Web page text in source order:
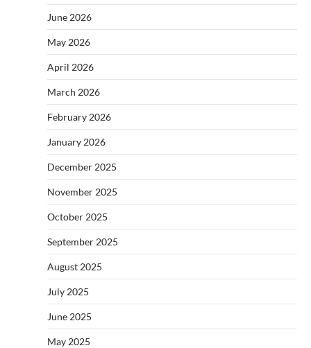
June 2026
May 2026
April 2026
March 2026
February 2026
January 2026
December 2025
November 2025
October 2025
September 2025
August 2025
July 2025
June 2025
May 2025